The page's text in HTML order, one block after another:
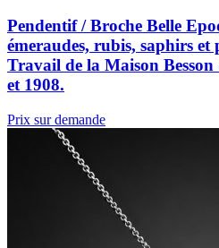
Pendentif / Broche Belle
émeraudes, rubis, saphirs et
Travail de la Maison
et 1908.
Prix sur demande